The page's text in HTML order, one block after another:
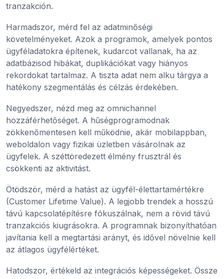
tranzakción.
Harmadszor, mérd fel az adatminőségi
követelményeket. Azok a programok, amelyek pontos
ügyféladatokra építenek, kudarcot vallanak, ha az
adatbázisod hibákat, duplikációkat vagy hiányos
rekordokat tartalmaz. A tiszta adat nem alku tárgya a
hatékony szegmentálás és célzás érdekében.
Negyedszer, nézd meg az omnichannel
hozzáférhetőséget. A hűségprogramodnak
zökkenőmentesen kell működnie, akár mobilappban,
weboldalon vagy fizikai üzletben vásárolnak az
ügyfelek. A széttöredezett élmény frusztrál és
csökkenti az aktivitást.
Ötödször, mérd a hatást az ügyfél-élettartamértékre
(Customer Lifetime Value). A legjobb trendek a hosszú
távú kapcsolatépítésre fókuszálnak, nem a rövid távú
tranzakciós kiugrásokra. A programnak bizonyíthatóan
javítania kell a megtartási arányt, és idővel növelnie kell
az átlagos ügyfélértéket.
Hatodszor, értékeld az integrációs képességeket. Össze